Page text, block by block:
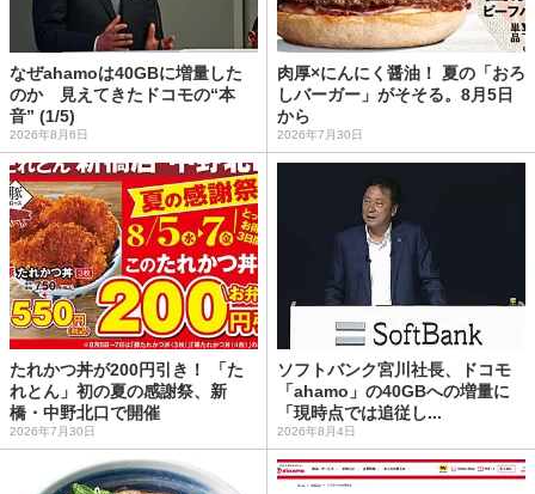
なぜahamoは40GBに増量した
のか 見えてきたドコモの“本
音” (1/5)
2026年8月6日
肉厚×にんにく醤油！ 夏の「おろ
しバーガー」がそそる。8月5日
から
2026年7月30日
たれかつ丼が200円引き！ 「た
れとん」初の夏の感謝祭、新
橋・中野北口で開催
2026年7月30日
ソフトバンク宮川社長、ドコモ
「ahamo」の40GBへの増量に
「現時点では追従し...
2026年8月4日